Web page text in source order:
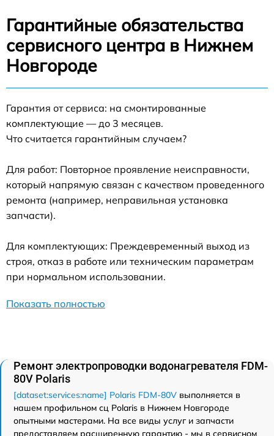
Гарантийные обязательства
сервисного центра в Нижнем
Новгороде
Гарантия от сервиса: на смонтированные
комплектующие — до 3 месяцев.
Что считается гарантийным случаем?
Для работ: Повторное проявление неисправности,
который напрямую связан с качеством проведенного
ремонта (например, неправильная установка
запчасти).
Для комплектующих: Преждевременный выход из
строя, отказ в работе или техническим параметрам
при нормальном использовании.
Показать полностью
Ремонт электропроводки водонагревателя FDM-
80V Polaris
[dataset:services:name] Polaris FDM-80V выполняется в
нашем профильном сц Polaris в Нижнем Новгороде
опытными мастерами. На все виды услуг и запчасти
предоставляем расширенную гарантию - мы в сервисном